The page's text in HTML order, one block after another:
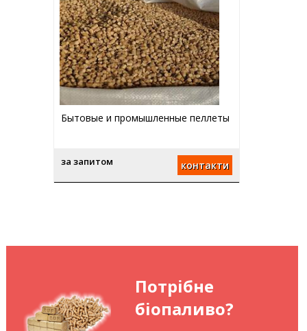
Бытовые и промышленные пеллеты
за запитом контакти
Потрібне
біопаливо?